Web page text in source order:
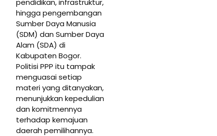
hingga pengembangan
Sumber Daya Manusia
(SDM) dan Sumber Daya
Alam (SDA) di
Kabupaten Bogor.
Politisi PPP itu tampak
menguasai setiap
materi yang ditanyakan,
menunjukkan kepedulian
dan komitmennya
terhadap kemajuan
daerah pemilihannya.